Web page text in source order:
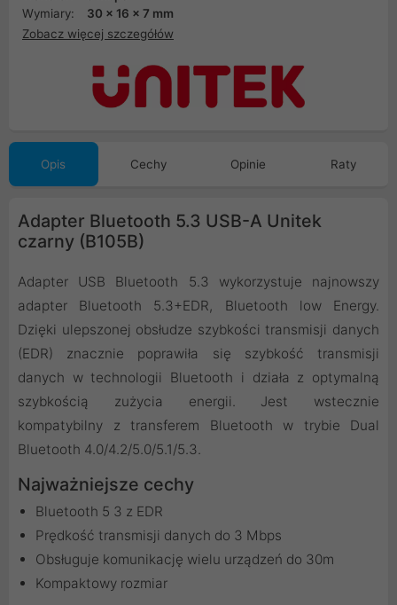
Wymiary:
30 x 16 x 7 mm
Zobacz więcej szczegółów
Opis Cechy Opinie Raty
Adapter Bluetooth 5.3 USB-A Unitek
czarny (B105B)
Adapter USB Bluetooth 5.3 wykorzystuje najnowszy
adapter Bluetooth 5.3+EDR, Bluetooth low Energy.
Dzięki ulepszonej obsłudze szybkości transmisji danych
(EDR) znacznie poprawiła się szybkość transmisji
danych w technologii Bluetooth i działa z optymalną
szybkością zużycia energii. Jest wstecznie
kompatybilny z transferem Bluetooth w trybie Dual
Bluetooth 4.0/4.2/5.0/5.1/5.3.
Najważniejsze cechy
Bluetooth 5 3 z EDR
Prędkość transmisji danych do 3 Mbps
Obsługuje komunikację wielu urządzeń do 30m
Kompaktowy rozmiar